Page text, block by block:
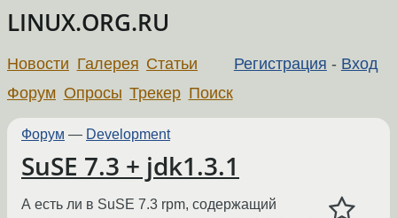
LINUX.ORG.RU
Регистрация - Вход
Новости Галерея Статьи
Форум Опросы Трекер Поиск
Форум — Development
SuSE 7.3 + jdk1.3.1
А есть ли в SuSE 7.3 rpm, содержащий